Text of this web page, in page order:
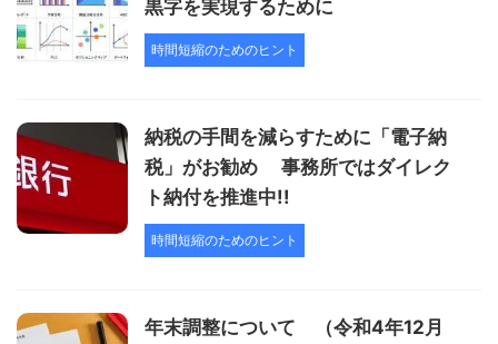
黒字を実現するために
時間短縮のためのヒント
納税の手間を減らすために「電子納
税」がお勧め 事務所ではダイレク
ト納付を推進中!!
時間短縮のためのヒント
年末調整について （令和4年12月